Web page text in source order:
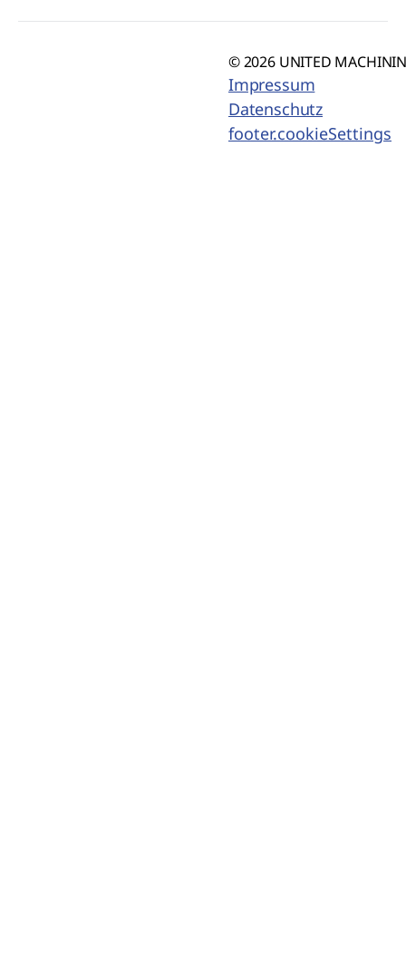
© 2026 UNITED
Impressum
Datenschutz
footer.cookieSettings